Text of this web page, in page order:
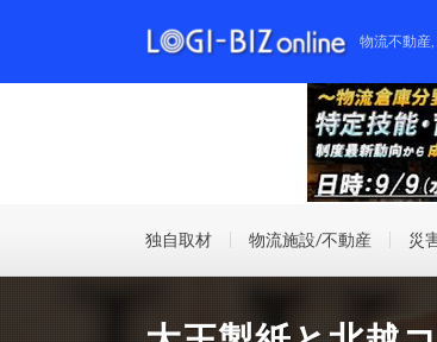
物流不動産
独自取材 物流施設/不動産 災